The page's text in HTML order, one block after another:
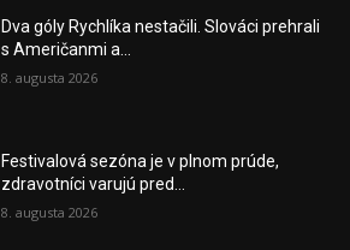
Dva góly Rychlíka nestačili. Slováci prehrali
s Američanmi a...
8. augusta 2026
Festivalová sezóna je v plnom prúde,
zdravotníci varujú pred...
8. augusta 2026